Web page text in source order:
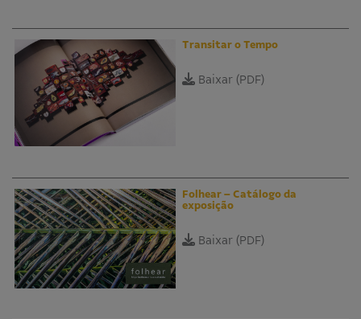
Transitar o Tempo
Baixar (PDF)
Folhear – Catálogo da
exposição
Baixar (PDF)